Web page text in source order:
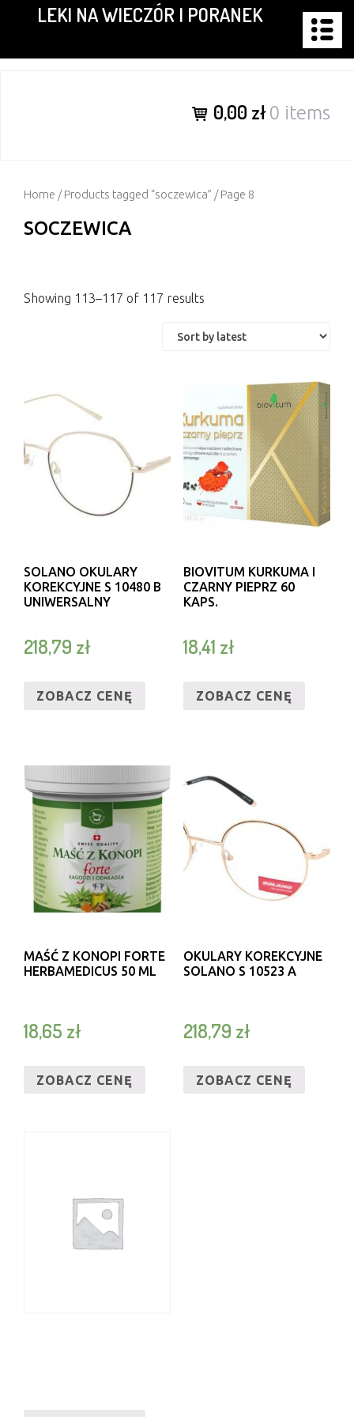
content
LEKI NA WIECZÓR I PORANEK
0,00 zł0 items
Home /Products tagged “soczewica” / Page 8
SOCZEWICA
Showing 113–117 of 117 results
SOLANO OKULARY
KOREKCYJNE S 10480 B
UNIWERSALNY
218,79 zł
ZOBACZ CENĘ
BIOVITUM KURKUMA I
CZARNY PIEPRZ 60
KAPS.
18,41 zł
ZOBACZ CENĘ
MAŚĆ Z KONOPI FORTE
HERBAMEDICUS 50 ML
18,65 zł
ZOBACZ CENĘ
OKULARY KOREKCYJNE
SOLANO S 10523 A
218,79 zł
ZOBACZ CENĘ